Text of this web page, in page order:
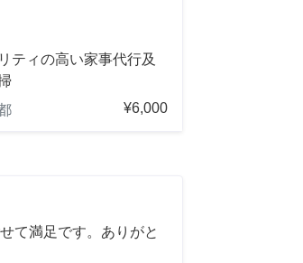
ティの高い家事代行及
¥6,000
て満足です。ありがと